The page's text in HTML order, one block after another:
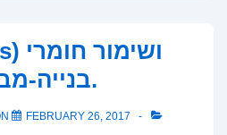
בנייה-מבט מיקרוסקופי.
FEBRUARY 26, 2017